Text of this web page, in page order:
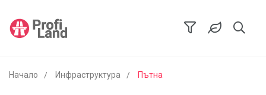
Начало Инфраструктура Пътна